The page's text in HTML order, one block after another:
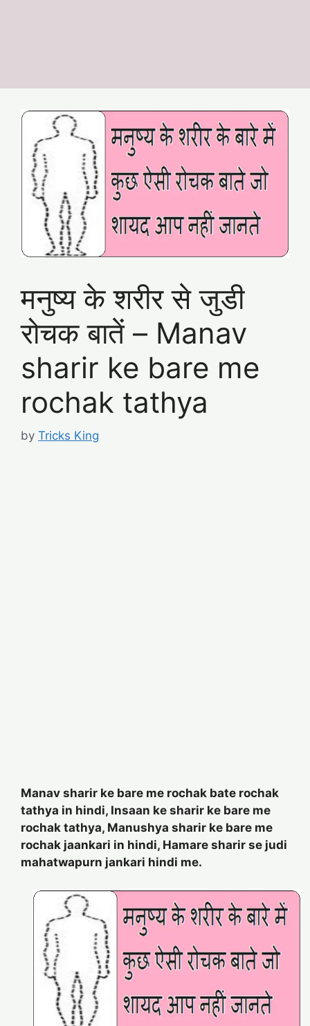
मनुष्य के शरीर से जुडी
रोचक बातें – Manav
sharir ke bare me
rochak tathya
by Tricks King
Manav sharir ke bare me rochak bate rochak
tathya in hindi, Insaan ke sharir ke bare me
rochak tathya, Manushya sharir ke bare me
rochak jaankari in hindi, Hamare sharir se judi
mahatwapurn jankari hindi me.